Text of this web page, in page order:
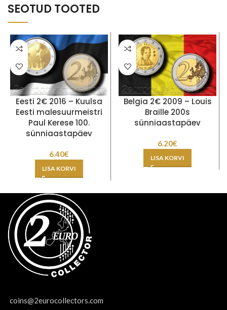
SEOTUD TOOTED
Eesti 2€ 2016 – Kuulsa
Eesti malesuurmeistri
Paul Kerese 100.
sünniaastapäev
6.40€
LISA KORVI
Belgia 2€ 2009 – Louis
Braille 200s
sünniaastapäev
6.20€
LISA KORVI
coins@2eurocollectors.com